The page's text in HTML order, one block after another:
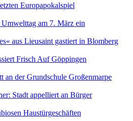
Europapokalspiel
am 7. März ein
aus Lieusaint gastiert in Blomberg
Frisch Auf Göppingen
an der Grundschule Großenmarpe
Stadt appelliert an Bürger
Haustürgeschäften